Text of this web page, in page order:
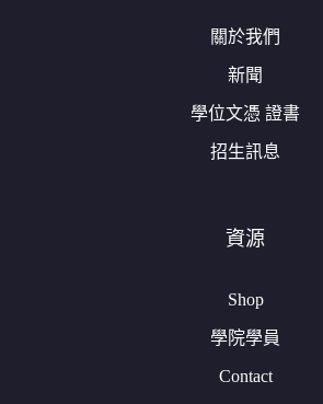
關於我們
新聞
學位文憑 證書
招生訊息
資源
Shop
學院學員
Contact